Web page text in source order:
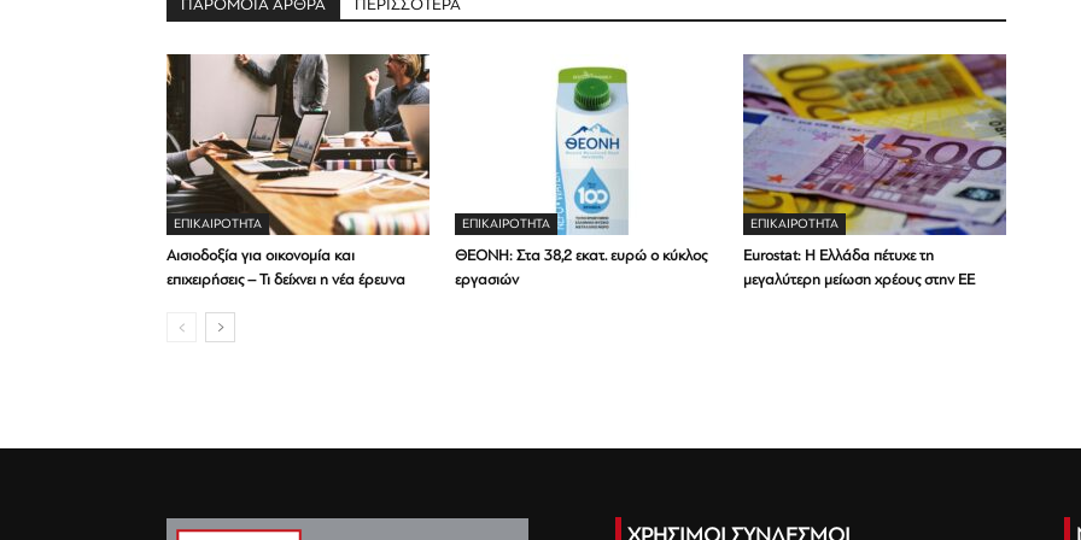
ΠΑΡΟΜΟΙΑ ΑΡΘΡΑ ΠΕΡΙΣΣΟΤΕΡΑ
ΕΠΙΚΑΙΡΟΤΗΤΑ
Αισιοδοξία για οικονομία και
επιχειρήσεις – Τι δείχνει η νέα έρευνα
ΕΠΙΚΑΙΡΟΤΗΤΑ
ΘΕΟΝΗ: Στα 38,2 εκατ. ευρώ ο κύκλος
εργασιών
ΕΠΙΚΑΙΡΟΤΗΤΑ
Eurostat: Η Ελλάδα πέτυχε τη
μεγαλύτερη μείωση χρέους στην ΕΕ
ΧΡΗΣΙΜΟΙ ΣΥΝΔΕΣΜΟΙ